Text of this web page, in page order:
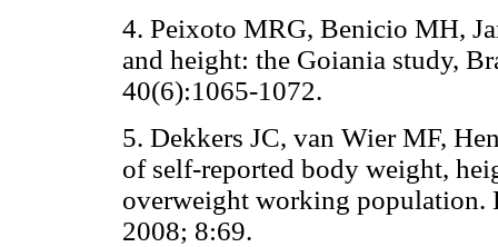
4. Peixoto MRG, Benicio MH,
and height: the Goiania study,
40(6):1065-1072.
5. Dekkers JC, van Wier MF,
of self-reported body weight,
overweight working population.
2008; 8:69.